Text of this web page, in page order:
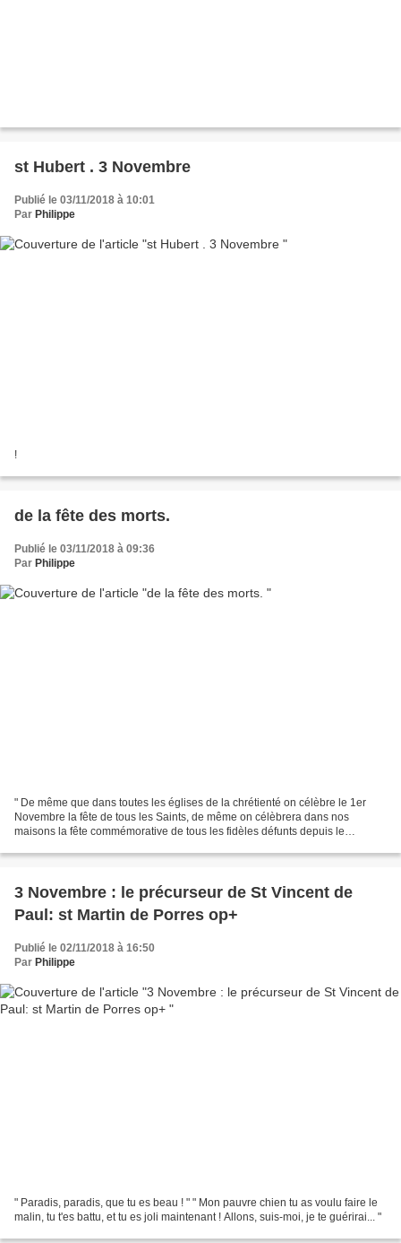
st Hubert . 3 Novembre
Publié le 03/11/2018 à 10:01
Par Philippe
!
de la fête des morts.
Publié le 03/11/2018 à 09:36
Par Philippe
" De même que dans toutes les églises de la chrétienté on célèbre le 1er
Novembre la fête de tous les Saints, de même on célèbrera dans nos
maisons la fête commémorative de tous les fidèles défunts depuis le
3 Novembre : le précurseur de St Vincent de
Paul: st Martin de Porres op+
Publié le 02/11/2018 à 16:50
Par Philippe
" Paradis, paradis, que tu es beau ! " " Mon pauvre chien tu as voulu faire le
malin, tu t'es battu, et tu es joli maintenant ! Allons, suis-moi, je te guérirai... "